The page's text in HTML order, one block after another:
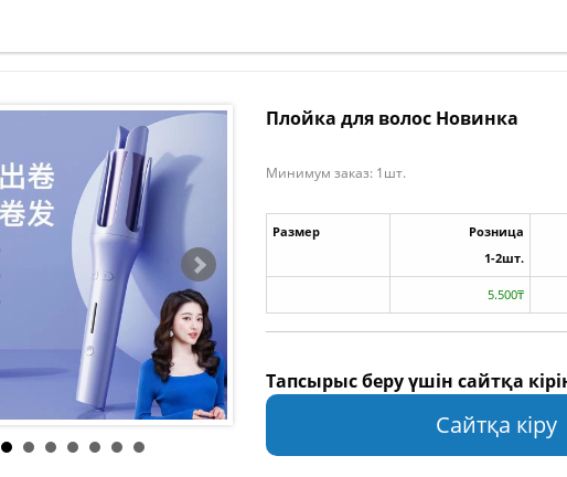
Плойка для волос Новинка
Минимум заказ: 1шт.
Размер
Розница
1-2шт.
5.500₸
Тапсырыс беру үшін сайтқа
Сайтқа кіру